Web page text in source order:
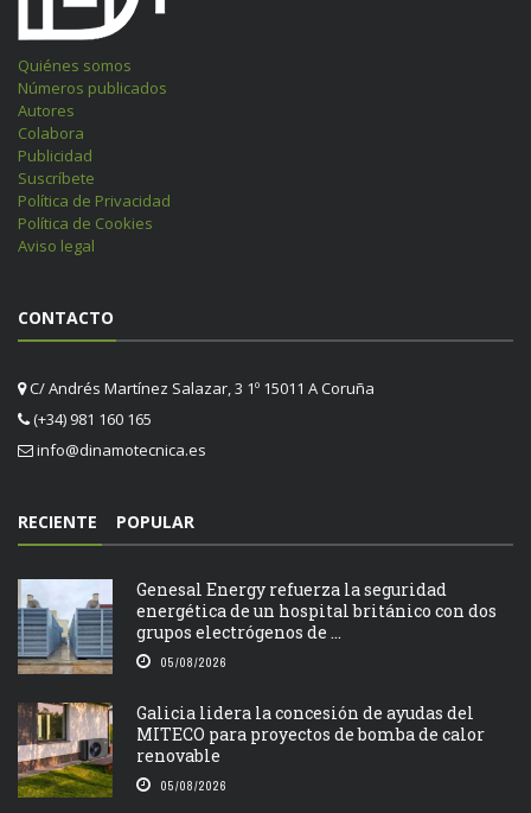
Quiénes somos
Números publicados
Autores
Colabora
Publicidad
Suscríbete
Política de Privacidad
Política de Cookies
Aviso legal
CONTACTO
C/ Andrés Martínez Salazar, 3 1º 15011 A Coruña
(+34) 981 160 165
info@dinamotecnica.es
RECIENTE POPULAR
Genesal Energy refuerza la seguridad
energética de un hospital británico con dos
grupos electrógenos de ...
05/08/2026
Galicia lidera la concesión de ayudas del
MITECO para proyectos de bomba de calor
renovable
05/08/2026